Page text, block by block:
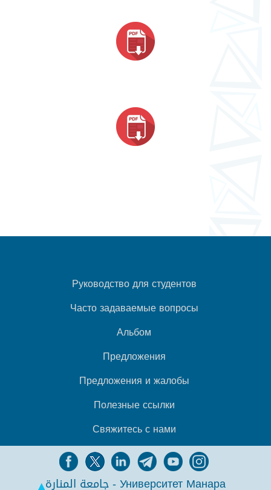
Руководство для студентов
Часто задаваемые вопросы
Альбом
Предложения
Предложения и жалобы
Полезные ссылки
Свяжитесь с нами
جامعة المنارة - Университет Манара